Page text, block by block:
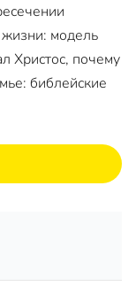
жизни: модель
Христос, почему
библейские